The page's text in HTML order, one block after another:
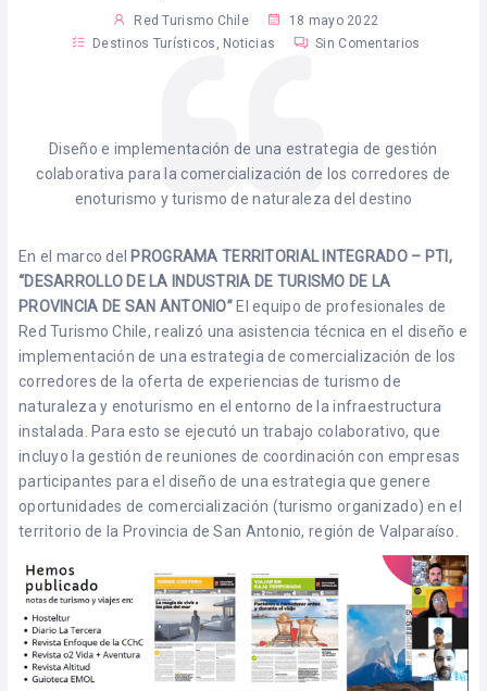
Red Turismo Chile
18 mayo 2022
Destinos Turísticos , Noticias Sin Comentarios
Diseño e implementación de una estrategia de gestión
colaborativa para la comercialización de los corredores de
enoturismo y turismo de naturaleza del destino
En el marco del PROGRAMA TERRITORIAL INTEGRADO – PTI,
“DESARROLLO DE LA INDUSTRIA DE TURISMO DE LA
PROVINCIA DE SAN ANTONIO” El equipo de profesionales de
Red Turismo Chile, realizó una asistencia técnica en el diseño e
implementación de una estrategia de comercialización de los
corredores de la oferta de experiencias de turismo de
naturaleza y enoturismo en el entorno de la infraestructura
instalada. Para esto se ejecutó un trabajo colaborativo, que
incluyo la gestión de reuniones de coordinación con empresas
participantes para el diseño de una estrategia que genere
oportunidades de comercialización (turismo organizado) en el
territorio de la Provincia de San Antonio, región de Valparaíso.